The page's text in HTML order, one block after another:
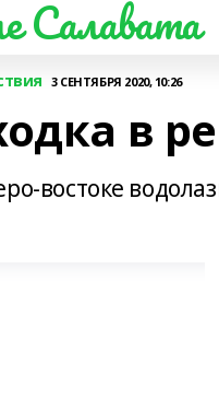
Салавата
3 СЕНТЯБРЯ 2020, 10:26
в
востоке